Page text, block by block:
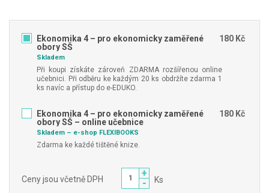
Ekonomika 4 – pro ekonomicky zaměřené
obory SŠ
180 Kč
Skladem
Při koupi získáte zároveň ZDARMA rozšířenou online
učebnici. Při odběru ke každým 20 ks obdržíte zdarma 1
ks navíc a přístup do e-EDUKO.
Ekonomika 4 – pro ekonomicky zaměřené
obory SŠ – online učebnice
180 Kč
Skladem – e-shop FLEXIBOOKS
Zdarma ke každé tištěné knize.
Ceny jsou včetně DPH
+
-
Ks